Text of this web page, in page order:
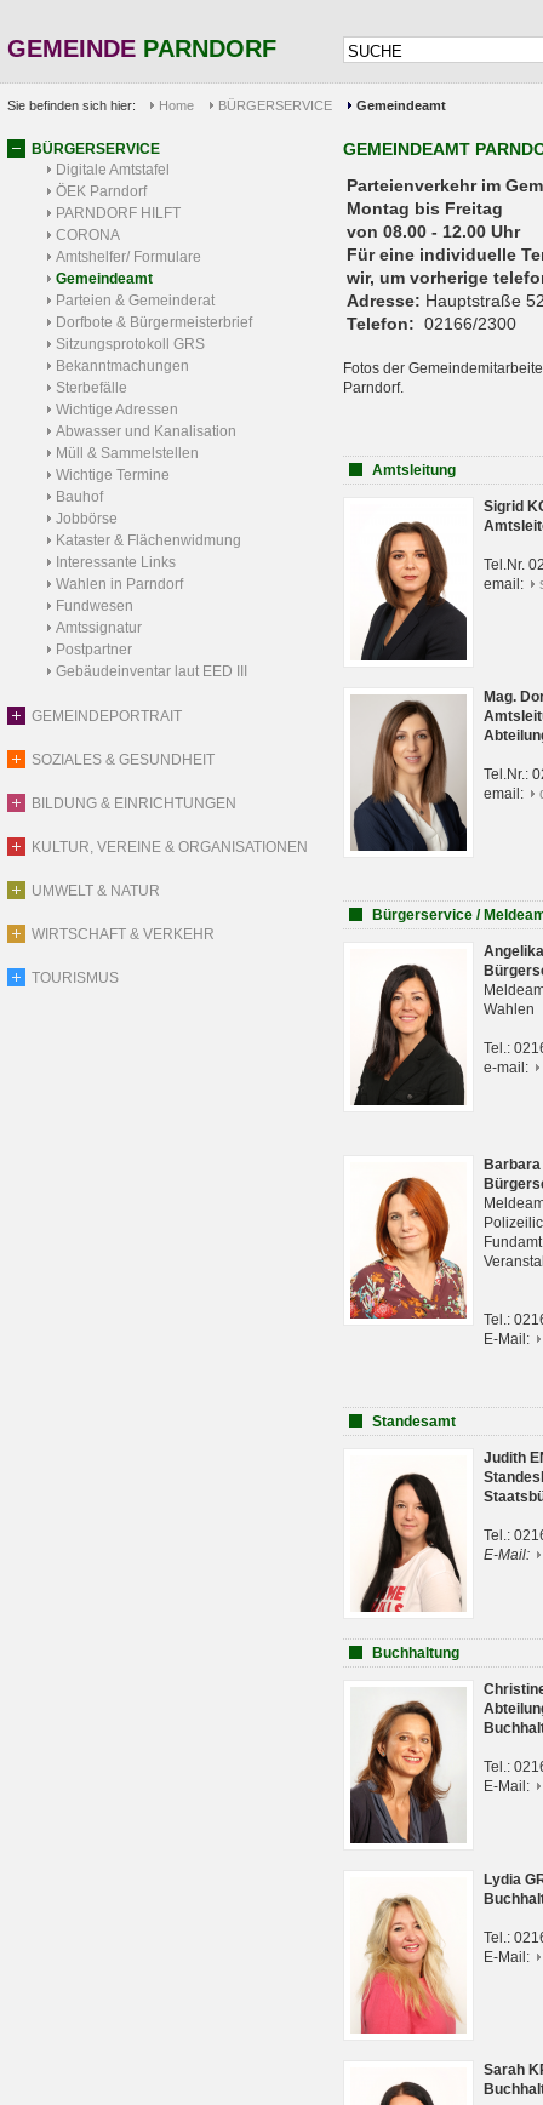
GEMEINDE PARNDORF
Sie befinden sich hier: Home BÜRGERSERVICE Gemeindeamt
BÜRGERSERVICE
Digitale Amtstafel
ÖEK Parndorf
PARNDORF HILFT
CORONA
Amtshelfer/ Formulare
Gemeindeamt
Parteien & Gemeinderat
Dorfbote & Bürgermeisterbrief
Sitzungsprotokoll GRS
Bekanntmachungen
Sterbefälle
Wichtige Adressen
Abwasser und Kanalisation
Müll & Sammelstellen
Wichtige Termine
Bauhof
Jobbörse
Kataster & Flächenwidmung
Interessante Links
Wahlen in Parndorf
Fundwesen
Amtssignatur
Postpartner
Gebäudeinventar laut EED III
GEMEINDEPORTRAIT
SOZIALES & GESUNDHEIT
BILDUNG & EINRICHTUNGEN
KULTUR, VEREINE & ORGANISATIONEN
UMWELT & NATUR
WIRTSCHAFT & VERKEHR
TOURISMUS
GEMEINDEAMT
Parteienverkehr
Montag bis Freitag
von 08.00 - 12.00 Uhr
Für eine individuelle
wir, um vorherige
Adresse: Hauptstraße
Telefon: 02166/2300
Fotos der
Parndorf.
Amtsleitung
Sigrid
Tel.Nr.
email:
Mag.
Tel.Nr.:
email:
Bürgerservice /
Wahlen
Tel.:
e-mail:
Tel.:
E-Mail:
Standesamt
Judith
Tel.:
E-Mail:
Buchhaltung
Tel.:
E-Mail:
Lydia
Tel.:
E-Mail:
Sarah